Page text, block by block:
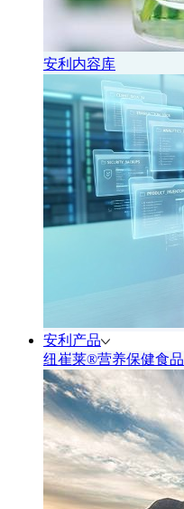
安利内容库
安利产品
纽崔莱®营养保健食品